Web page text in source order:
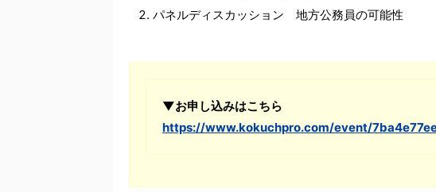
パネルディスカッション 地方公務員の可能性
▼お申し込みはこちら
https://www.kokuchpro.com/event/